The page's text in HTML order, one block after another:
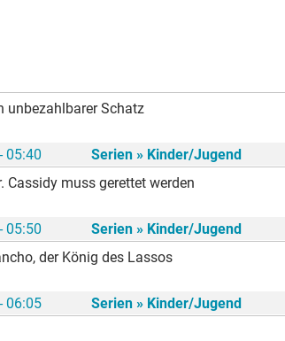
unbezahlbarer Schatz
05:40 Serien » Kinder/Jugend
Cassidy muss gerettet werden
05:50 Serien » Kinder/Jugend
der König des Lassos
06:05 Serien » Kinder/Jugend